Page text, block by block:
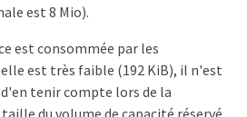
est 8 Mio).
est consommée par les
est très faible (192 KiB), il n'est
tenir compte lors de la
du volume de capacité réservé.